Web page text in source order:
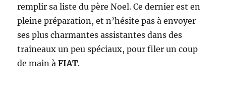
remplir sa liste du père Noel. Ce dernier est en
pleine préparation, et n’hésite pas à envoyer
ses plus charmantes assistantes dans des
traineaux un peu spéciaux, pour filer un coup
de main àFIAT.